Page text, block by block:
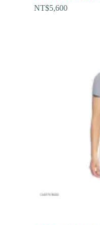
NT$5,600